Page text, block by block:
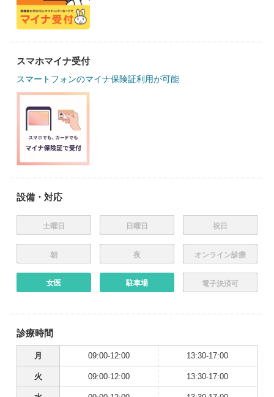
スマホマイナ受付
スマートフォンのマイナ保険証利用が可能
設備・対応
土曜日 日曜日 祝日
朝 夜 オンライン診療
女医 駐車場 電子決済可
診療時間
月 09:00-12:00 13:30-17:00
火 09:00-12:00 13:30-17:00